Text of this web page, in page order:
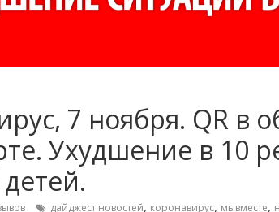
7 ноября. QR в
Ухудшение в 10
дайджест новостей, коронавирус, мывместе,